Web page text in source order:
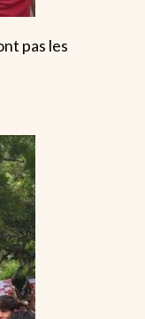
pas les